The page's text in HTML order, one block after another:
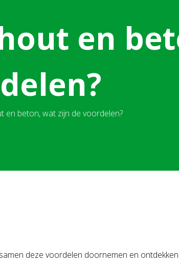
en
en beton, wat zijn de voordelen?
deze voordelen doornemen en